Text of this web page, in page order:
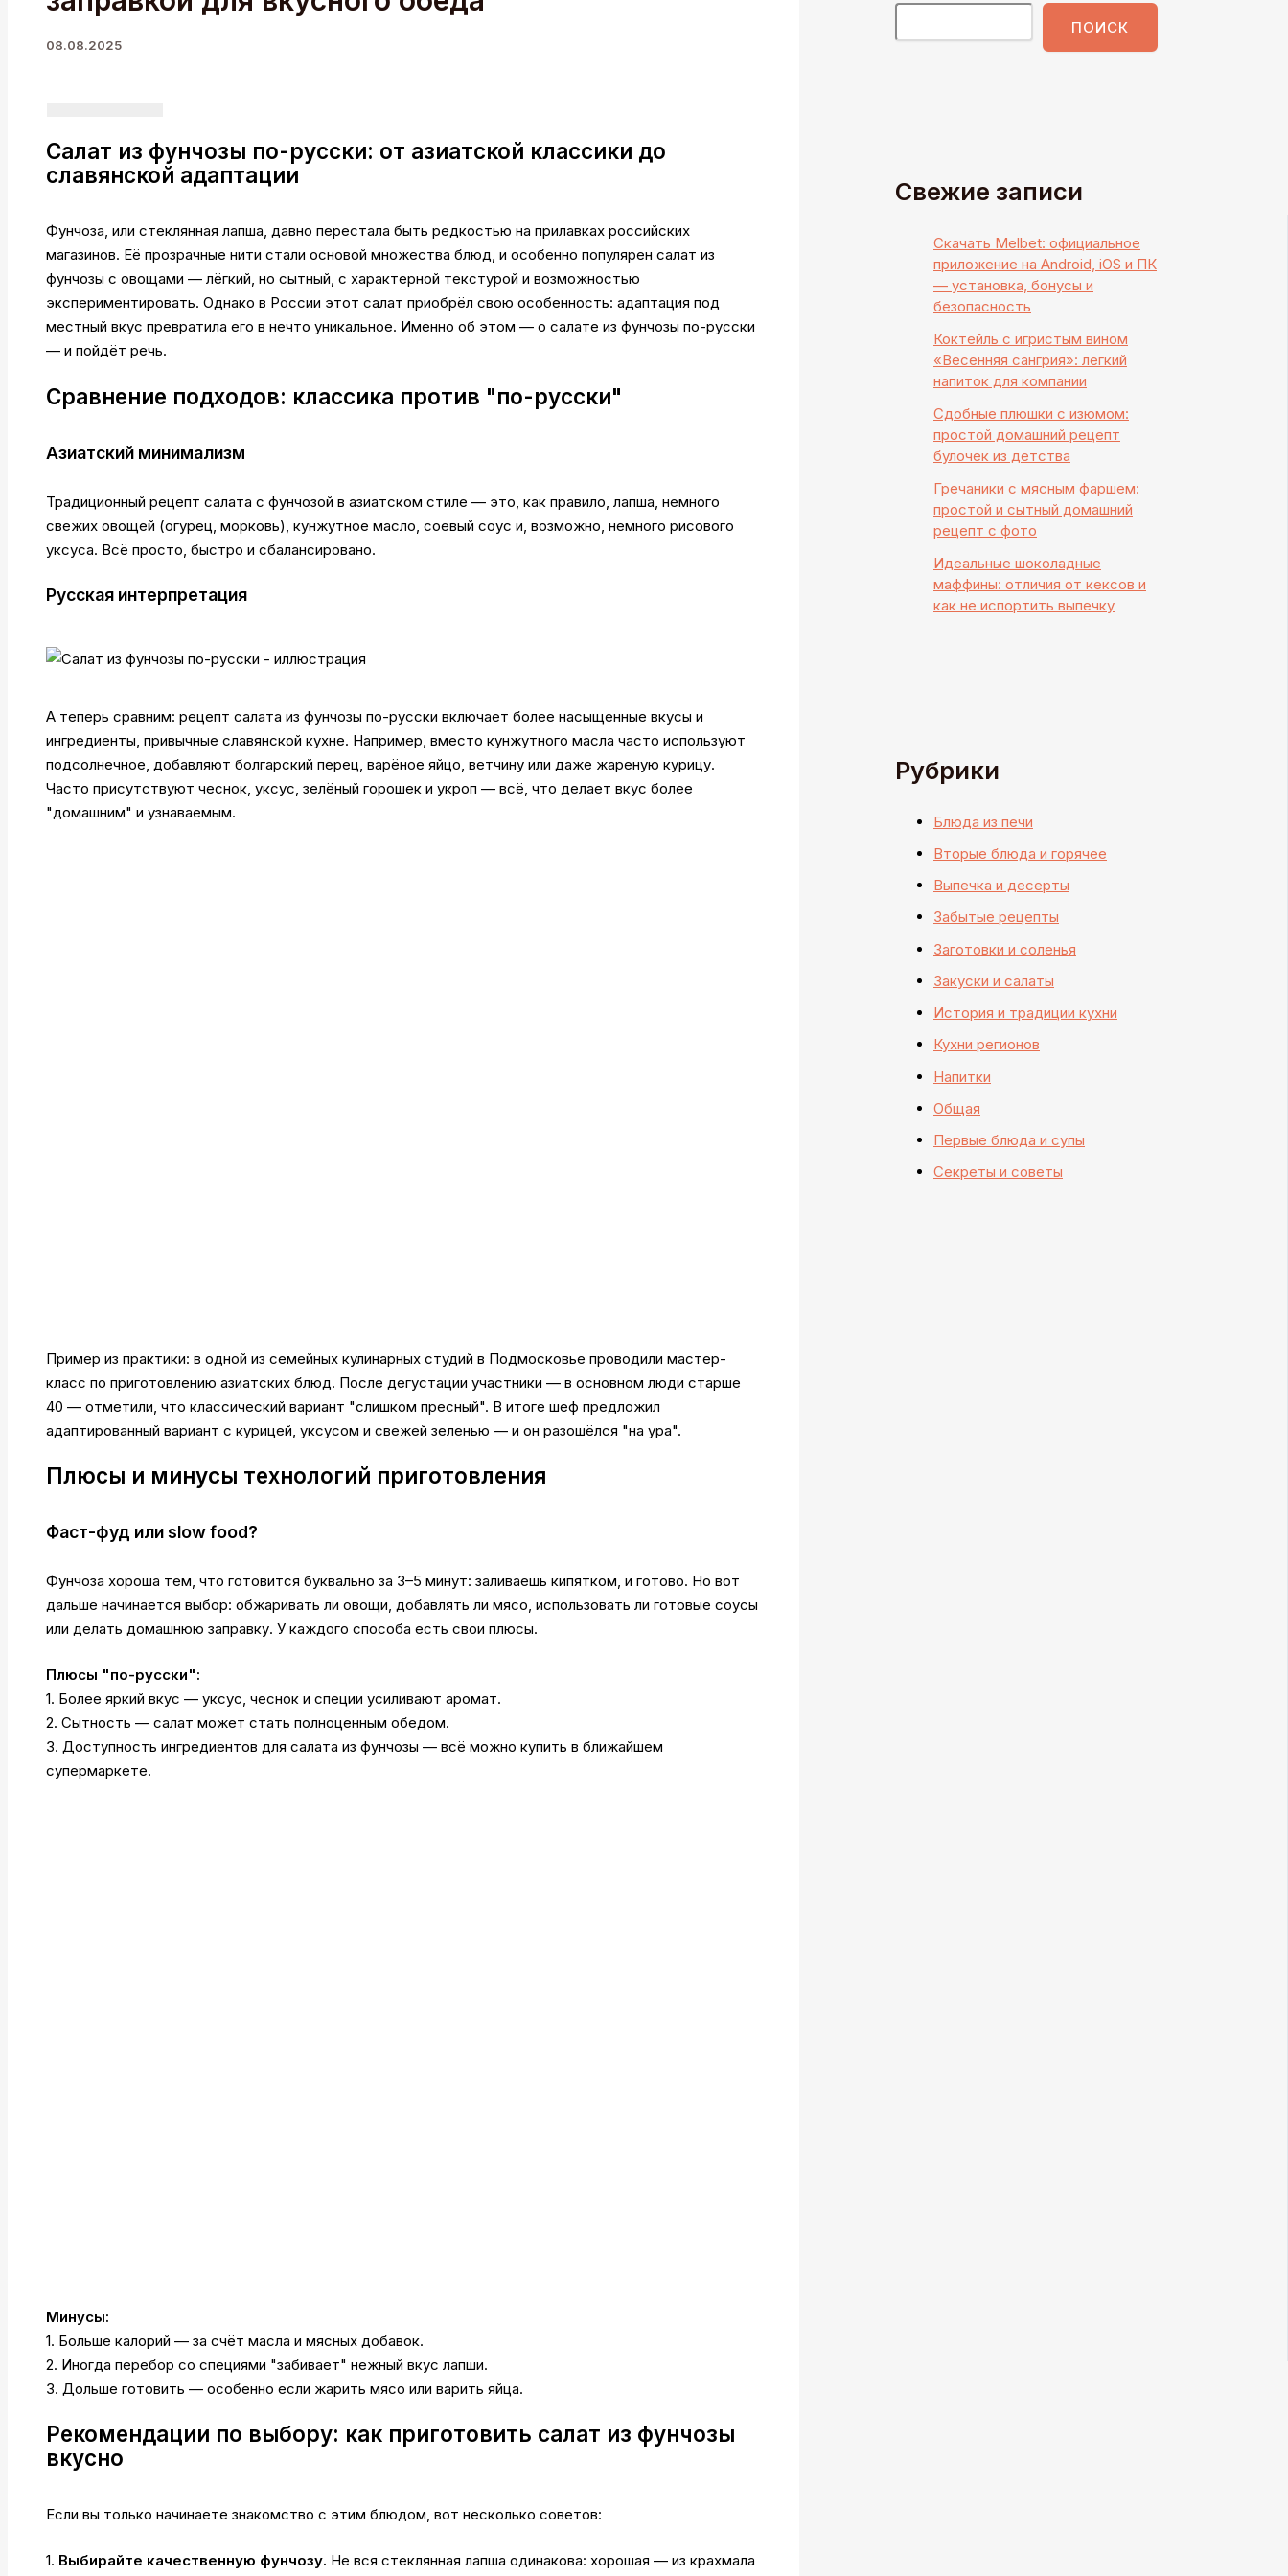
08.08.2025
Салат из фунчозы по-русски: от азиатской классики до
славянской адаптации
Фунчоза, или стеклянная лапша, давно перестала быть редкостью на прилавках российских
магазинов. Её прозрачные нити стали основой множества блюд, и особенно популярен салат из
фунчозы с овощами — лёгкий, но сытный, с характерной текстурой и возможностью
экспериментировать. Однако в России этот салат приобрёл свою особенность: адаптация под
местный вкус превратила его в нечто уникальное. Именно об этом — о салате из фунчозы по-русски
— и пойдёт речь.
Сравнение подходов: классика против "по-русски"
Азиатский минимализм
Традиционный рецепт салата с фунчозой в азиатском стиле — это, как правило, лапша, немного
свежих овощей (огурец, морковь), кунжутное масло, соевый соус и, возможно, немного рисового
уксуса. Всё просто, быстро и сбалансировано.
Русская интерпретация
А теперь сравним: рецепт салата из фунчозы по-русски включает более насыщенные вкусы и
ингредиенты, привычные славянской кухне. Например, вместо кунжутного масла часто используют
подсолнечное, добавляют болгарский перец, варёное яйцо, ветчину или даже жареную курицу.
Часто присутствуют чеснок, уксус, зелёный горошек и укроп — всё, что делает вкус более
"домашним" и узнаваемым.
Пример из практики: в одной из семейных кулинарных студий в Подмосковье проводили мастер-
класс по приготовлению азиатских блюд. После дегустации участники — в основном люди старше
40 — отметили, что классический вариант "слишком пресный". В итоге шеф предложил
адаптированный вариант с курицей, уксусом и свежей зеленью — и он разошёлся "на ура".
Плюсы и минусы технологий приготовления
Фаст-фуд или slow food?
Фунчоза хороша тем, что готовится буквально за 3–5 минут: заливаешь кипятком, и готово. Но вот
дальше начинается выбор: обжаривать ли овощи, добавлять ли мясо, использовать ли готовые соусы
или делать домашнюю заправку. У каждого способа есть свои плюсы.
Плюсы "по-русски":
1. Более яркий вкус — уксус, чеснок и специи усиливают аромат.
2. Сытность — салат может стать полноценным обедом.
3. Доступность ингредиентов для салата из фунчозы — всё можно купить в ближайшем
супермаркете.
Минусы:
1. Больше калорий — за счёт масла и мясных добавок.
2. Иногда перебор со специями "забивает" нежный вкус лапши.
3. Дольше готовить — особенно если жарить мясо или варить яйца.
Рекомендации по выбору: как приготовить салат из фунчозы
вкусно
Если вы только начинаете знакомство с этим блюдом, вот несколько советов:
1. Выбирайте качественную фунчозу. Не вся стеклянная лапша одинакова: хорошая — из крахмала
ПОИСК
Свежие записи
Скачать Melbet: официальное
приложение на Android, iOS и ПК
— установка, бонусы и
безопасность
Коктейль с игристым вином
«Весенняя сангрия»: легкий
напиток для компании
Сдобные плюшки с изюмом:
простой домашний рецепт
булочек из детства
Гречаники с мясным фаршем:
простой и сытный домашний
рецепт с фото
Идеальные шоколадные
маффины: отличия от кексов и
как не испортить выпечку
Рубрики
Блюда из печи
Вторые блюда и горячее
Выпечка и десерты
Забытые рецепты
Заготовки и соленья
Закуски и салаты
История и традиции кухни
Кухни регионов
Напитки
Общая
Первые блюда и супы
Секреты и советы